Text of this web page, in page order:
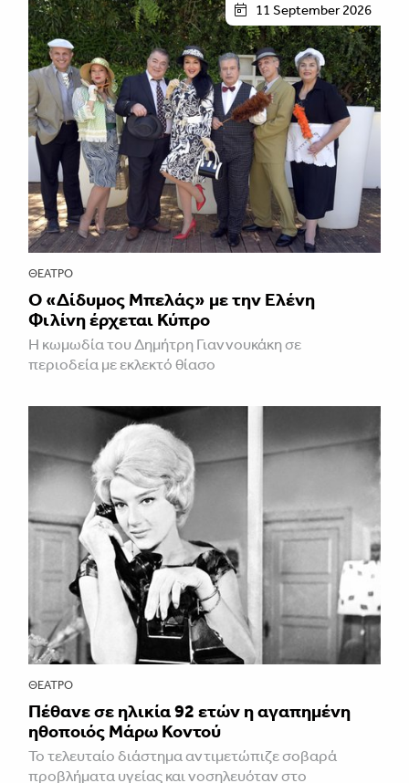
11 September 2026
ΘΈΑΤΡΟ
Ο «Δίδυμος Μπελάς» με την Ελένη
Φιλίνη έρχεται Κύπρο
Η κωμωδία του Δημήτρη Γιαννουκάκη σε
περιοδεία με εκλεκτό θίασο
ΘΈΑΤΡΟ
Πέθανε σε ηλικία 92 ετών η αγαπημένη
ηθοποιός Μάρω Κοντού
Το τελευταίο διάστημα αντιμετώπιζε σοβαρά
προβλήματα υγείας και νοσηλευόταν στο